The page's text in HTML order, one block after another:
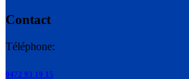
Contact
Téléphone:
0472 93 19 15